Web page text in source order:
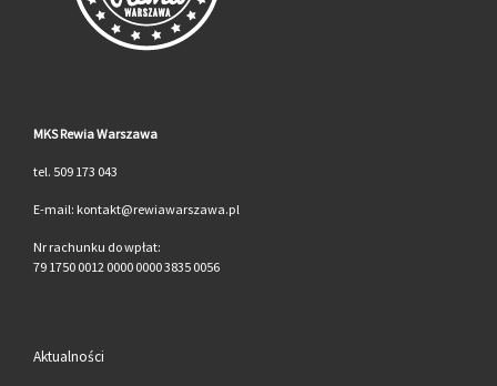
MKS Rewia Warszawa
tel. 509 173 043
E-mail: kontakt@rewiawarszawa.pl
Nr rachunku do wpłat:
79 1750 0012 0000 0000 3835 0056
Aktualności